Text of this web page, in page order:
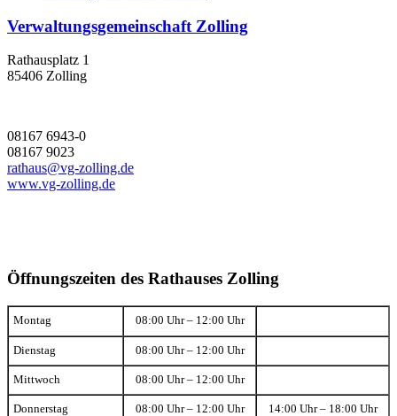
Verwaltungsgemeinschaft Zolling
Rathausplatz 1
85406 Zolling
08167 6943-0
08167 9023
rathaus@vg-zolling.de
www.vg-zolling.de
Öffnungszeiten des Rathauses Zolling
Montag 08:00 Uhr – 12:00 Uhr
Dienstag 08:00 Uhr – 12:00 Uhr
Mittwoch 08:00 Uhr – 12:00 Uhr
Donnerstag 08:00 Uhr – 12:00 Uhr 14:00 Uhr – 18:00 Uhr